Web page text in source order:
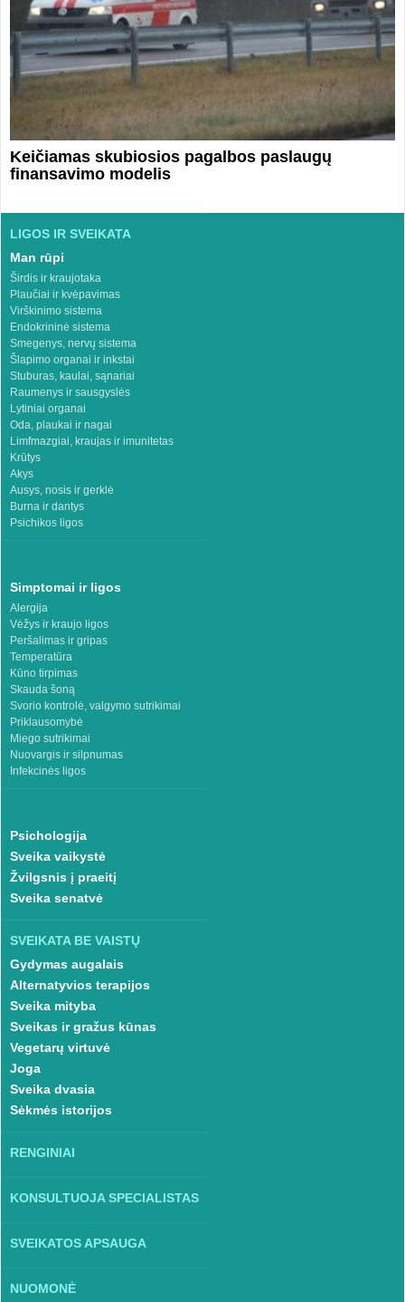
Keičiamas skubiosios pagalbos paslaugų
finansavimo modelis
LIGOS IR SVEIKATA
Man rūpi
Širdis ir kraujotaka
Plaučiai ir kvėpavimas
Virškinimo sistema
Endokrininė sistema
Smegenys, nervų sistema
Šlapimo organai ir inkstai
Stuburas, kaulai, sąnariai
Raumenys ir sausgyslės
Lytiniai organai
Oda, plaukai ir nagai
Limfmazgiai, kraujas ir imunitetas
Krūtys
Akys
Ausys, nosis ir gerklė
Burna ir dantys
Psichikos ligos
Simptomai ir ligos
Alergija
Vėžys ir kraujo ligos
Peršalimas ir gripas
Temperatūra
Kūno tirpimas
Skauda šoną
Svorio kontrolė, valgymo sutrikimai
Priklausomybė
Miego sutrikimai
Nuovargis ir silpnumas
Infekcinės ligos
Psichologija
Sveika vaikystė
Žvilgsnis į praeitį
Sveika senatvė
SVEIKATA BE VAISTŲ
Gydymas augalais
Alternatyvios terapijos
Sveika mityba
Sveikas ir gražus kūnas
Vegetarų virtuvė
Joga
Sveika dvasia
Sėkmės istorijos
RENGINIAI
KONSULTUOJA SPECIALISTAS
SVEIKATOS APSAUGA
NUOMONĖ